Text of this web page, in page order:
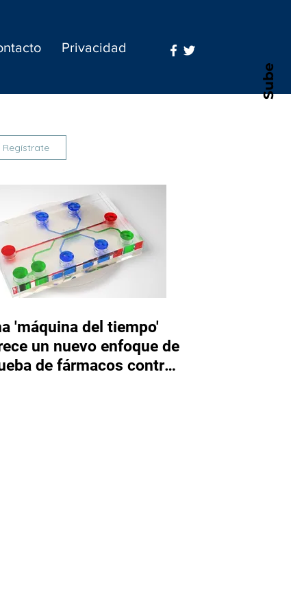
Sube
Privacidad
'máquina del tiempo'
un nuevo enfoque de
de fármacos contra